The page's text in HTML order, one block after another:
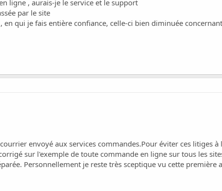
ligne , aurais-je le service et le support
par le site
qui je fais entière confiance, celle-ci bien diminuée
envoyé aux services commandes.Pour éviter ces litiges
sur l'exemple de toute commande en ligne sur tous les
Personnellement je reste très sceptique vu cette première